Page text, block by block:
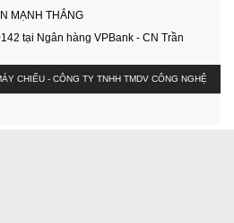
MẠNH THẮNG
tại Ngân hàng VPBank - CN Trần
CHIẾU - CÔNG TY TNHH TMDV CÔNG NGHỆ